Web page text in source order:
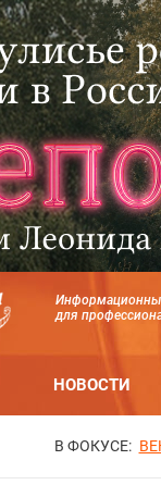
для
НОВОСТИ
В ФОКУСЕ: